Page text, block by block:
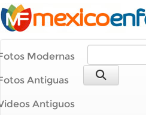
Modernas
Antiguas
Antiguos